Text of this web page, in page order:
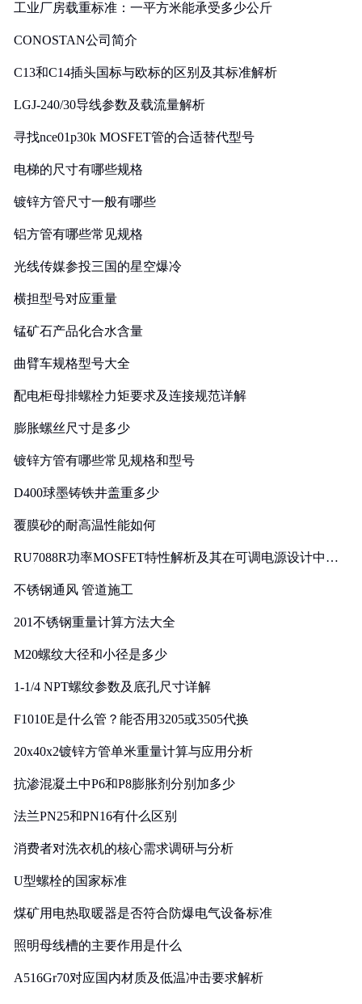
工业厂房载重标准：一平方米能承受多少公斤
CONOSTAN公司简介
C13和C14插头国标与欧标的区别及其标准解析
LGJ-240/30导线参数及载流量解析
寻找nce01p30k MOSFET管的合适替代型号
电梯的尺寸有哪些规格
镀锌方管尺寸一般有哪些
铝方管有哪些常见规格
光线传媒参投三国的星空爆冷
横担型号对应重量
锰矿石产品化合水含量
曲臂车规格型号大全
配电柜母排螺栓力矩要求及连接规范详解
膨胀螺丝尺寸是多少
镀锌方管有哪些常见规格和型号
D400球墨铸铁井盖重多少
覆膜砂的耐高温性能如何
RU7088R功率MOSFET特性解析及其在可调电源设计中的
不锈钢通风 管道施工
201不锈钢重量计算方法大全
M20螺纹大径和小径是多少
1-1/4 NPT螺纹参数及底孔尺寸详解
F1010E是什么管？能否用3205或3505代换
20x40x2镀锌方管单米重量计算与应用分析
抗渗混凝土中P6和P8膨胀剂分别加多少
法兰PN25和PN16有什么区别
消费者对洗衣机的核心需求调研与分析
U型螺栓的国家标准
煤矿用电热取暖器是否符合防爆电气设备标准
照明母线槽的主要作用是什么
A516Gr70对应国内材质及低温冲击要求解析